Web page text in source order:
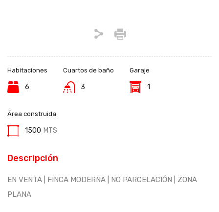
Habitaciones
6
Cuartos de baño
3
Garaje
1
Área construida
1500 MTS
Descripción
EN VENTA | FINCA MODERNA | NO PARCELACIÓN | ZONA
PLANA